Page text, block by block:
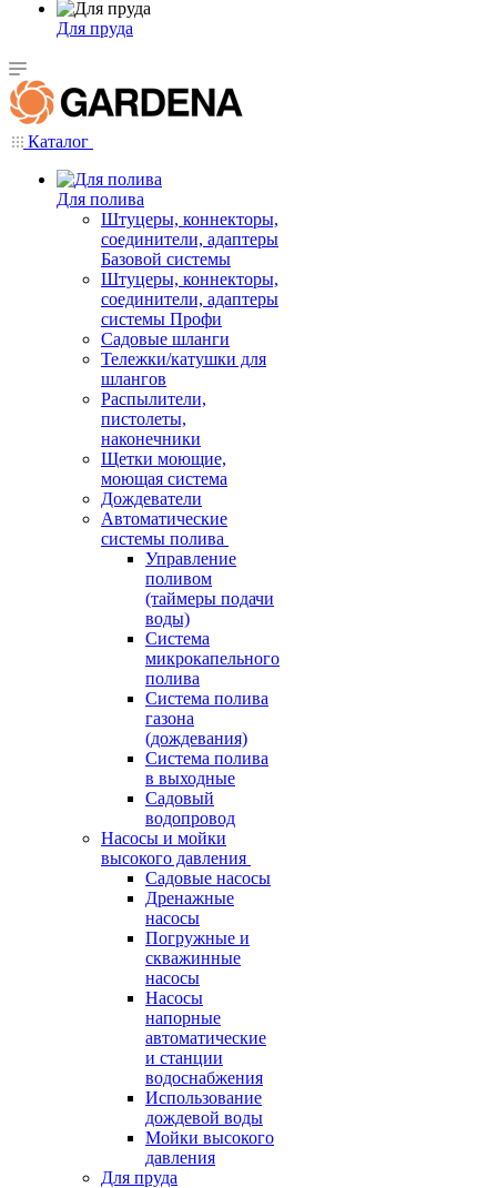
Для пруда
Каталог
Для полива
Штуцеры, коннекторы,
соединители, адаптеры
Базовой системы
Штуцеры, коннекторы,
соединители, адаптеры
системы Профи
Садовые шланги
Тележки/катушки для
шлангов
Распылители,
пистолеты,
наконечники
Щетки моющие,
моющая система
Дождеватели
Автоматические
системы полива
Управление
поливом
(таймеры подачи
воды)
Система
микрокапельного
полива
Система полива
газона
(дождевания)
Система полива
в выходные
Садовый
водопровод
Насосы и мойки
высокого давления
Садовые насосы
Дренажные
насосы
Погружные и
скважинные
насосы
Насосы
напорные
автоматические
и станции
водоснабжения
Использование
дождевой воды
Мойки высокого
давления
Для пруда